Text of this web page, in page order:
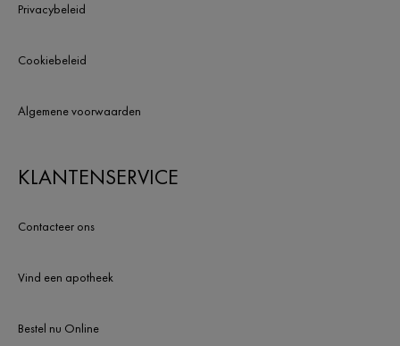
Privacybeleid
Cookiebeleid
Algemene voorwaarden
KLANTENSERVICE
Contacteer ons
Vind een apotheek
Bestel nu Online